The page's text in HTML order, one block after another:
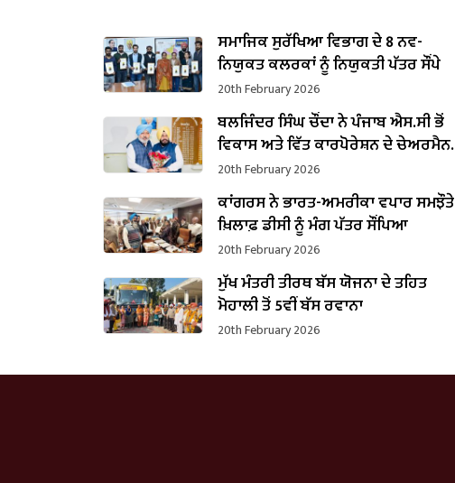
ਸਮਾਜਿਕ ਸੁਰੱਖਿਆ ਵਿਭਾਗ ਦੇ 8 ਨਵ-
ਨਿਯੁਕਤ ਕਲਰਕਾਂ ਨੂੰ ਨਿਯੁਕਤੀ ਪੱਤਰ ਸੌਂਪੇ
20th February 2026
ਬਲਜਿੰਦਰ ਸਿੰਘ ਚੌਂਦਾ ਨੇ ਪੰਜਾਬ ਐਸ.ਸੀ ਭੋਂ
ਵਿਕਾਸ ਅਤੇ ਵਿੱਤ ਕਾਰਪੋਰੇਸ਼ਨ ਦੇ ਚੇਅਰਮੈਨ
ਵਜੋਂ ਸੰਭਾਲਿਆ ਕਾਰਜਭਾਰ
20th February 2026
ਕਾਂਗਰਸ ਨੇ ਭਾਰਤ-ਅਮਰੀਕਾ ਵਪਾਰ ਸਮਝੌਤੇ
ਖ਼ਿਲਾਫ਼ ਡੀਸੀ ਨੂੰ ਮੰਗ ਪੱਤਰ ਸੌਂਪਿਆ
20th February 2026
ਮੁੱਖ ਮੰਤਰੀ ਤੀਰਥ ਬੱਸ ਯੋਜਨਾ ਦੇ ਤਹਿਤ
ਮੋਹਾਲੀ ਤੋਂ 5ਵੀਂ ਬੱਸ ਰਵਾਨਾ
20th February 2026